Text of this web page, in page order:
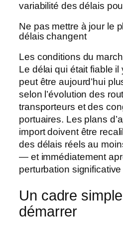
variabilité des délais
Ne pas mettre à jour le
délais changent
Les conditions du
Le délai qui était fiable
peut être aujourd’hui
selon l’évolution des
transporteurs et des
portuaires. Les plans
import doivent être
des délais réels au
— et immédiatement
perturbation
Un cadre
démarrer